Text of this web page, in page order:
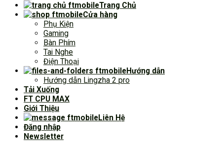
Trang Chủ
Cửa hàng
Phụ Kiện
Gaming
Bàn Phím
Tai Nghe
Điện Thoại
Hướng dẫn
Hướng dẫn Lingzha 2 pro
Tải Xuống
FT CPU MAX
Giới Thiệu
Liên Hệ
Đăng nhập
Newsletter